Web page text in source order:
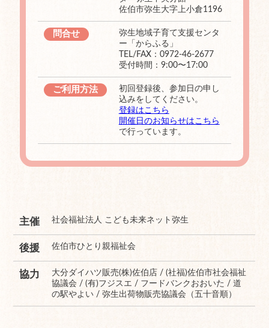
佐伯市弥生大字上小倉1196
問合せ
弥生地域子育て支援センタ
ー「からふる」
TEL/FAX：0972-46-2677
受付時間：9:00〜17:00
ご利用方法
初回登録後、参加日の申し
込みをしてください。
登録はこちら
開催日のお知らせはこちら
で行っています。
主催 社会福祉法人 こども未来ネット弥生
後援 佐伯市ひとり親福祉会
協力
大分ダイハツ販売(株)佐伯店 / (社福)佐伯市社会福祉
協議会 / (有)フジスエ / フードバンクおおいた / 道
の駅やよい / 弥生出荷物販売協議会（五十音順）